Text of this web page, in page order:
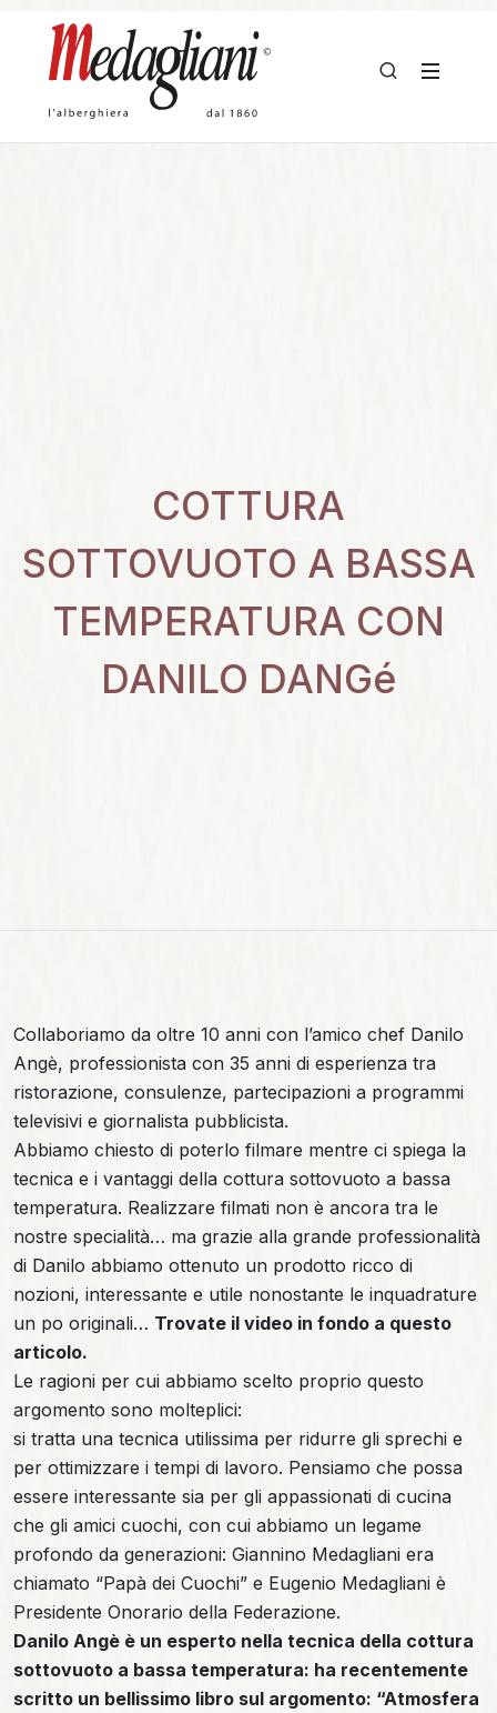
COTTURA
SOTTOVUOTO A BASSA
TEMPERATURA CON
DANILO DANGé
Collaboriamo da oltre 10 anni con l’amico chef Danilo
Angè, professionista con 35 anni di esperienza tra
ristorazione, consulenze, partecipazioni a programmi
televisivi e giornalista pubblicista.
Abbiamo chiesto di poterlo filmare mentre ci spiega la
tecnica e i vantaggi della cottura sottovuoto a bassa
temperatura. Realizzare filmati non è ancora tra le
nostre specialità… ma grazie alla grande professionalità
di Danilo abbiamo ottenuto un prodotto ricco di
nozioni, interessante e utile nonostante le inquadrature
un po originali… Trovate il video in fondo a questo
articolo.
Le ragioni per cui abbiamo scelto proprio questo
argomento sono molteplici:
si tratta una tecnica utilissima per ridurre gli sprechi e
per ottimizzare i tempi di lavoro. Pensiamo che possa
essere interessante sia per gli appassionati di cucina
che gli amici cuochi, con cui abbiamo un legame
profondo da generazioni: Giannino Medagliani era
chiamato “Papà dei Cuochi” e Eugenio Medagliani è
Presidente Onorario della Federazione.
Danilo Angè è un esperto nella tecnica della cottura
sottovuoto a bassa temperatura: ha recentemente
scritto un bellissimo libro sul argomento: “Atmosfera